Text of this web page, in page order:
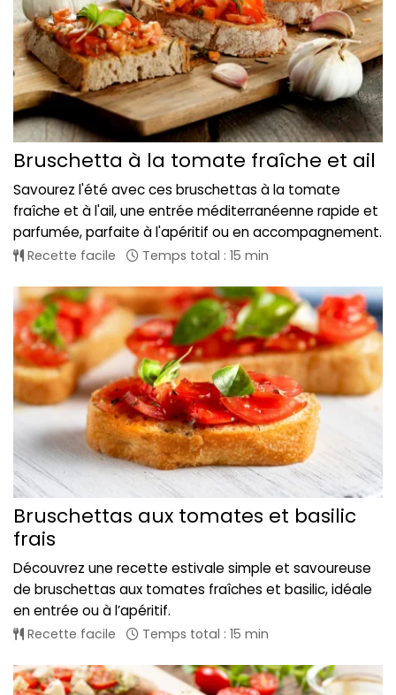
Bruschetta à la tomate fraîche et ail
Savourez l'été avec ces bruschettas à la tomate
fraîche et à l'ail, une entrée méditerranéenne rapide et
parfumée, parfaite à l'apéritif ou en accompagnement.
Recette facile Temps total : 15 min
Bruschettas aux tomates et basilic
frais
Découvrez une recette estivale simple et savoureuse
de bruschettas aux tomates fraîches et basilic, idéale
en entrée ou à l’apéritif.
Recette facile Temps total : 15 min